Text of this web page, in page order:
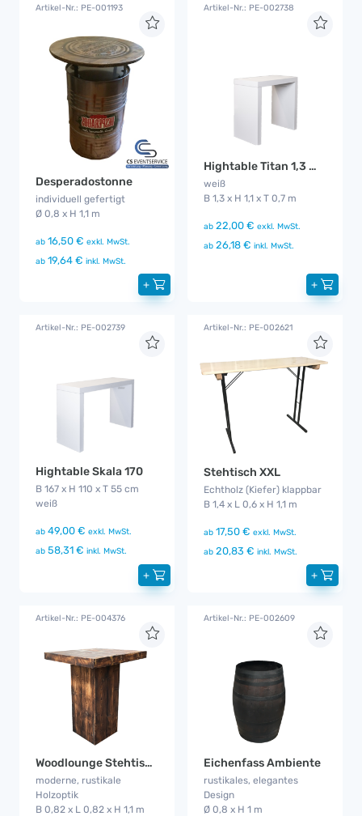
Artikel-Nr.: PE-001193
Desperadostonne
individuell gefertigt
Ø 0,8 x H 1,1 m
ab 16,50 € exkl. MwSt.
ab 19,64 € inkl. MwSt.
+
Artikel-Nr.: PE-002738
Hightable Titan 1,3 m Metall
weiß
B 1,3 x H 1,1 x T 0,7 m
ab 22,00 € exkl. MwSt.
ab 26,18 € inkl. MwSt.
+
Artikel-Nr.: PE-002739
Hightable Skala 170
B 167 x H 110 x T 55 cm
weiß
ab 49,00 € exkl. MwSt.
ab 58,31 € inkl. MwSt.
+
Artikel-Nr.: PE-002621
Stehtisch XXL
Echtholz (Kiefer) klappbar
B 1,4 x L 0,6 x H 1,1 m
ab 17,50 € exkl. MwSt.
ab 20,83 € inkl. MwSt.
+
Artikel-Nr.: PE-004376
Woodlounge Stehtisch Industrial
moderne, rustikale
Holzoptik
B 0,82 x L 0,82 x H 1,1 m
Artikel-Nr.: PE-002609
Eichenfass Ambiente
rustikales, elegantes
Design
Ø 0,8 x H 1 m